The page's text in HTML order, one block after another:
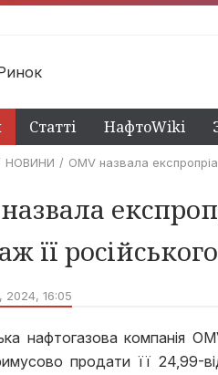
Статті НафтоWiki
НОВИНИ OMV назвала
її
16:05
нафтогазова компанія
продати її 24,99-